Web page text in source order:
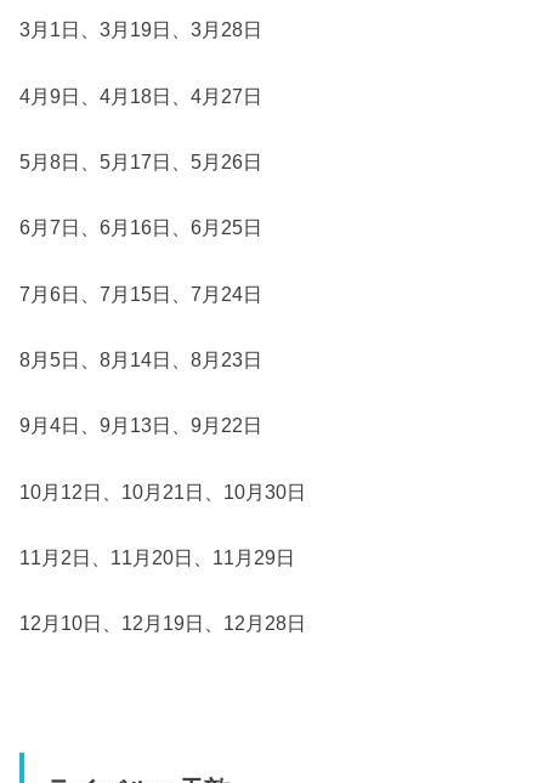
3月1日、3月19日、3月28日
4月9日、4月18日、4月27日
5月8日、5月17日、5月26日
6月7日、6月16日、6月25日
7月6日、7月15日、7月24日
8月5日、8月14日、8月23日
9月4日、9月13日、9月22日
10月12日、10月21日、10月30日
11月2日、11月20日、11月29日
12月10日、12月19日、12月28日